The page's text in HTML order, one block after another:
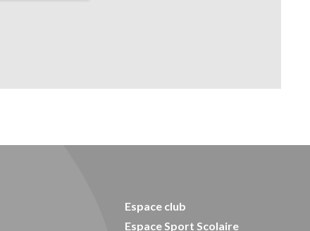
Espace club
Espace Sport Scolaire